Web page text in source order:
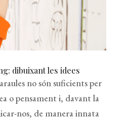
dibuixant les idees
no són suficients per
o pensament i, davant la
nos, de manera innata